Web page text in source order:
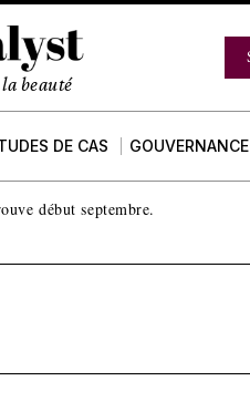
beauté
DE CAS GOUVERNANCE
début septembre.